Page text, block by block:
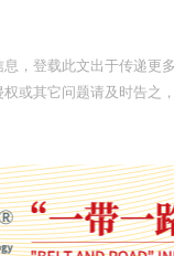
，登载此文出于传递
或其它问题请及时告